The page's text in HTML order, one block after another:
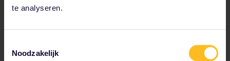
te analyseren.
Noodzakelijk
Estland